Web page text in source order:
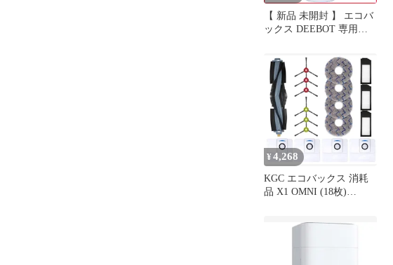
【 新品 未開封 】 エコバ
ックス DEEBOT 専用洗
未使用 送料無料
¥4,268
KGC エコバックス 消耗
品 X1 OMNI (18枚)